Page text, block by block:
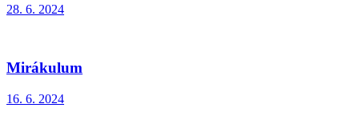
28. 6. 2024
Mirákulum
16. 6. 2024